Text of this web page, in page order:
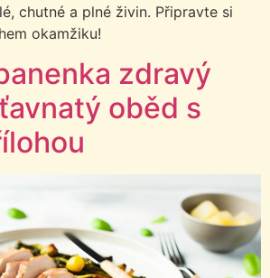
chutné a plné živin. Připravte si
okamžiku!
zdravý
oběd s